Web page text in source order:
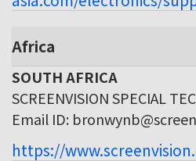
Africa
SOUTH AFRICA
SCREENVISION SPECIAL
Email ID:
https://